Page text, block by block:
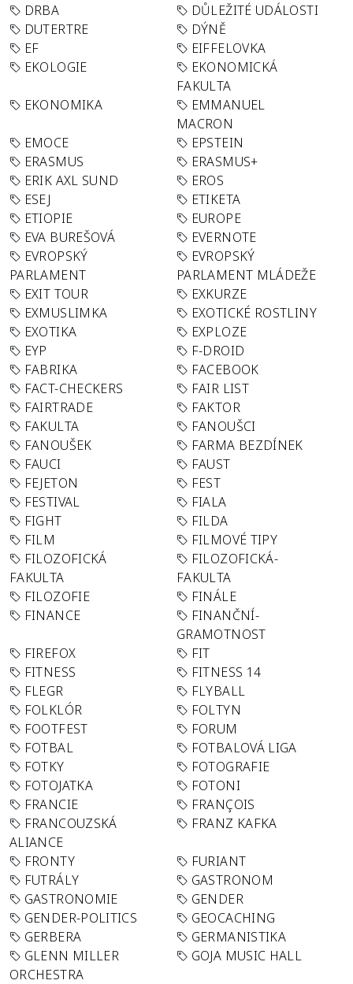
DRBA
DŮLEŽITÉ UDÁLOSTI
DUTERTRE
DÝNĚ
EF
EIFFELOVKA
EKOLOGIE
EKONOMICKÁ
FAKULTA
EKONOMIKA
EMMANUEL
MACRON
EMOCE
EPSTEIN
ERASMUS
ERASMUS+
ERIK AXL SUND
EROS
ESEJ
ETIKETA
ETIOPIE
EUROPE
EVA BUREŠOVÁ
EVERNOTE
EVROPSKÝ
PARLAMENT
EVROPSKÝ
PARLAMENT MLÁDEŽE
EXIT TOUR
EXKURZE
EXMUSLIMKA
EXOTICKÉ ROSTLINY
EXOTIKA
EXPLOZE
EYP
F-DROID
FABRIKA
FACEBOOK
FACT-CHECKERS
FAIR LIST
FAIRTRADE
FAKTOR
FAKULTA
FANOUŠCI
FANOUŠEK
FARMA BEZDÍNEK
FAUCI
FAUST
FEJETON
FEST
FESTIVAL
FIALA
FIGHT
FILDA
FILM
FILMOVÉ TIPY
FILOZOFICKÁ
FAKULTA
FILOZOFICKÁ-
FAKULTA
FILOZOFIE
FINÁLE
FINANCE
FINANČNÍ-
GRAMOTNOST
FIREFOX
FIT
FITNESS
FITNESS 14
FLEGR
FLYBALL
FOLKLÓR
FOLTYN
FOOTFEST
FORUM
FOTBAL
FOTBALOVÁ LIGA
FOTKY
FOTOGRAFIE
FOTOJATKA
FOTONI
FRANCIE
FRANÇOIS
FRANCOUZSKÁ
ALIANCE
FRANZ KAFKA
FRONTY
FURIANT
FUTRÁLY
GASTRONOM
GASTRONOMIE
GENDER
GENDER-POLITICS
GEOCACHING
GERBERA
GERMANISTIKA
GLENN MILLER
ORCHESTRA
GOJA MUSIC HALL